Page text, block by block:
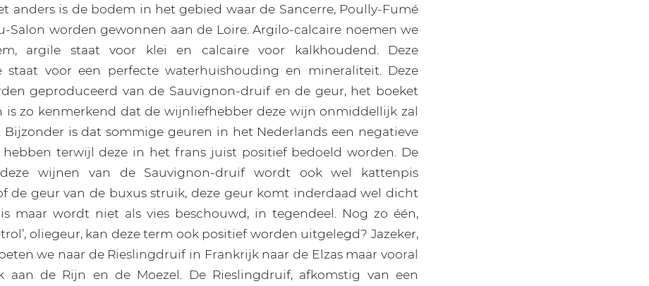
anders is de bodem in het gebied waar de Sancerre, Poully-Fumé
Salon worden gewonnen aan de Loire. Argilo-calcaire noemen we
argile staat voor klei en calcaire voor kalkhoudend. Deze
staat voor een perfecte waterhuishouding en mineraliteit. Deze
geproduceerd van de Sauvignon-druif en de geur, het boeket
is zo kenmerkend dat de wijnliefhebber deze wijn onmiddellijk zal
Bijzonder is dat sommige geuren in het Nederlands een negatieve
terwijl deze in het frans juist positief bedoeld worden. De
wijnen van de Sauvignon-druif wordt ook wel kattenpis
de geur van de buxus struik, deze geur komt inderdaad wel dicht
maar wordt niet als vies beschouwd, in tegendeel. Nog zo één,
oliegeur, kan deze term ook positief worden uitgelegd? Jazeker,
we naar de Rieslingdruif in Frankrijk naar de Elzas maar vooral
aan de Rijn en de Moezel. De Rieslingdruif, afkomstig van een